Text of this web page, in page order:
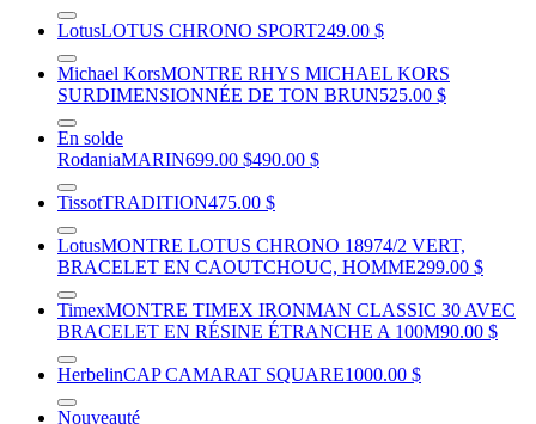
LotusLOTUS CHRONO SPORT249.00 $
Michael KorsMONTRE RHYS MICHAEL KORS
SURDIMENSIONNÉE DE TON BRUN525.00 $
En solde
RodaniaMARIN699.00 $490.00 $
TissotTRADITION475.00 $
LotusMONTRE LOTUS CHRONO 18974/2 VERT,
BRACELET EN CAOUTCHOUC, HOMME299.00 $
TimexMONTRE TIMEX IRONMAN CLASSIC 30 AVEC
BRACELET EN RÉSINE ÉTRANCHE A 100M90.00 $
HerbelinCAP CAMARAT SQUARE1000.00 $
Nouveauté